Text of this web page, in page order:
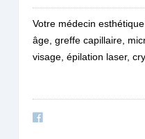
Votre médecin
âge, greffe capillaire,
visage, épilation laser,